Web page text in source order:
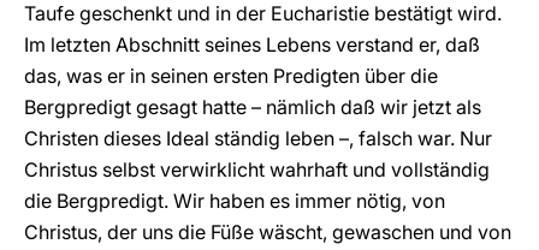
Taufe geschenkt und in der Eucharistie bestätigt wird.
Im letzten Abschnitt seines Lebens verstand er, daß
das, was er in seinen ersten Predigten über die
Bergpredigt gesagt hatte – nämlich daß wir jetzt als
Christen dieses Ideal ständig leben –, falsch war. Nur
Christus selbst verwirklicht wahrhaft und vollständig
die Bergpredigt. Wir haben es immer nötig, von
Christus, der uns die Füße wäscht, gewaschen und von